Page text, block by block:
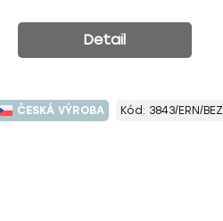
Detail
ČESKÁ VÝROBA Kód: 3843/ERN/BEZ